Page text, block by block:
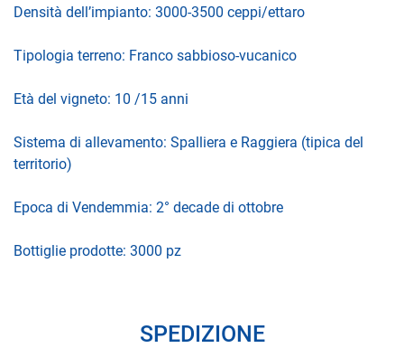
Densità dell’impianto: 3000-3500 ceppi/ettaro
Tipologia terreno: Franco sabbioso-vucanico
Età del vigneto: 10 /15 anni
Sistema di allevamento: Spalliera e Raggiera (tipica del
territorio)
Epoca di Vendemmia: 2° decade di ottobre
Bottiglie prodotte: 3000 pz
SPEDIZIONE